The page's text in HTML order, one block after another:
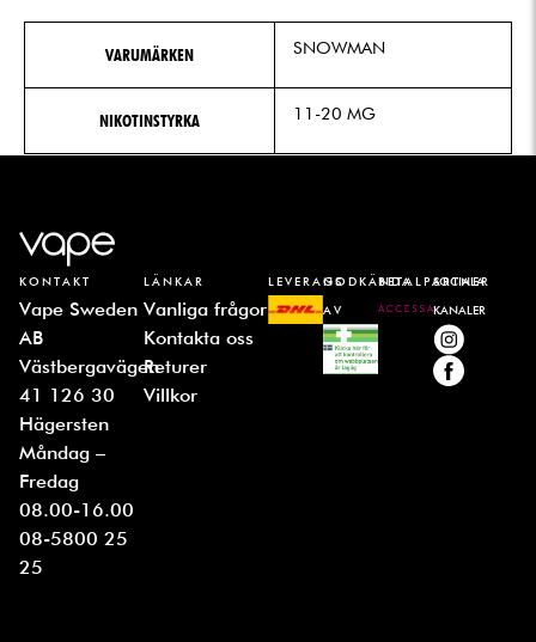
VARUMÄRKEN SNOWMAN
NIKOTINSTYRKA 11-20 MG
KONTAKT
Vape Sweden
AB
Västbergavägen
41 126 30
Hägersten
Måndag –
Fredag
08.00-16.00
08-5800 25
25
LÄNKAR
Vanliga frågor
Kontakta oss
Returer
Villkor
LEVERANSGODKÄNDA
AV
BETALPARTNER
SOCIALA
KANALER